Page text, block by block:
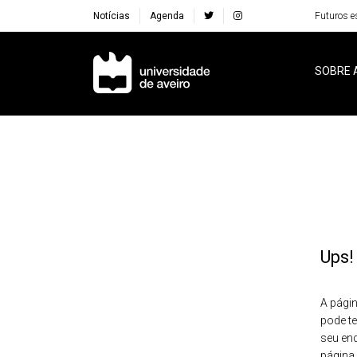
Notícias Agenda Futuros
Navegação Principal
SOBRE
A
pode
seu